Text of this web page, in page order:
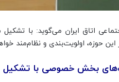
اتاق ایران می‌گوید: با تشکیل
حوزه، اولویت‌بندی و نظام‌مند
بخش خصوصی با تشکیل